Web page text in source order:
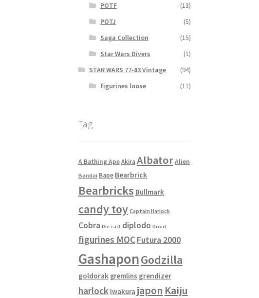
POTF
(13)
POTJ
(5)
Saga Collection
(15)
Star Wars Divers
(1)
STAR WARS 77-83 Vintage
(94)
figurines loose
(11)
Tag
A Bathing Ape Akira AlbatorAlien
Bandai Bape Bearbrick
Bearbricks Bullmark
candy toy Captain Harlock
Cobra Die-cast diplodo Droid
figurines MOCFutura 2000
GashaponGodzilla
goldorak gremlins grendizer
harlock Iwakura japon Kaiju